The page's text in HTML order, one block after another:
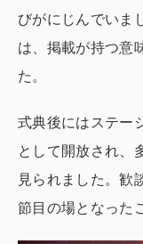
びがにじんでいま
は、掲載が持つ意
た。
式典後にはステー
として開放され、
見られました。歓
節目の場となった